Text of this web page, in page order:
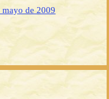
de 2009